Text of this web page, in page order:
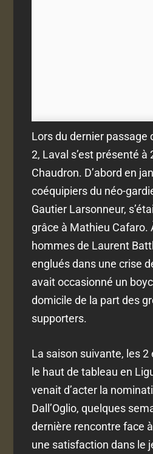
Lors du dernier passage
2, Laval s’est présenté à
Chaudron. D’abord en
coéquipiers du néo-
Gautier Larsonneur,
grâce à Mathieu Cafaro.
hommes de Laurent
englués dans une crise
avait occasionné un
domicile de la part des
supporters.
La saison suivante, les
le haut de tableau en
venait d’acter la
Dall’Oglio, quelques
dernière rencontre face
une satisfaction dans le